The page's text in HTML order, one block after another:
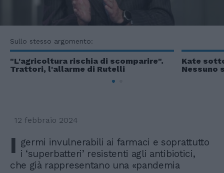
Sullo stesso argomento:
"L'agricoltura rischia di scomparire".
Trattori, l'allarme di Rutelli
Kate
Nessuno
12 febbraio 2024
I germi invulnerabili ai farmaci e soprattutto
i ‘superbatteri’ resistenti agli antibiotici,
che già rappresentano una «pandemia